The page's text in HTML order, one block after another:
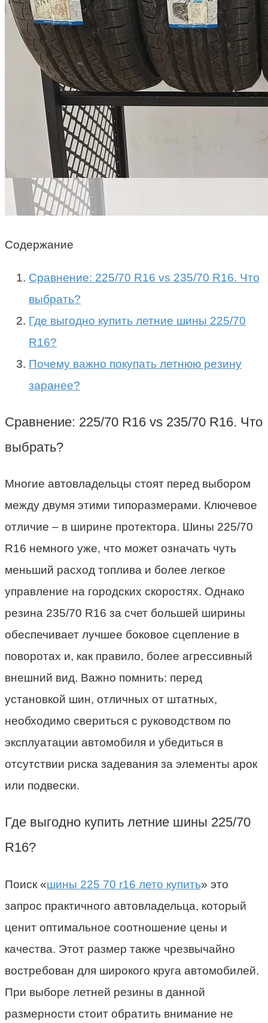
Содержание
Сравнение: 225/70 R16 vs 235/70 R16. Что
выбрать?
Где выгодно купить летние шины 225/70
R16?
Почему важно покупать летнюю резину
заранее?
Сравнение: 225/70 R16 vs 235/70 R16. Что
выбрать?
Многие автовладельцы стоят перед выбором
между двумя этими типоразмерами. Ключевое
отличие – в ширине протектора. Шины 225/70
R16 немного уже, что может означать чуть
меньший расход топлива и более легкое
управление на городских скоростях. Однако
резина 235/70 R16 за счет большей ширины
обеспечивает лучшее боковое сцепление в
поворотах и, как правило, более агрессивный
внешний вид. Важно помнить: перед
установкой шин, отличных от штатных,
необходимо свериться с руководством по
эксплуатации автомобиля и убедиться в
отсутствии риска задевания за элементы арок
или подвески.
Где выгодно купить летние шины 225/70
R16?
Поиск «шины 225 70 r16 лето купить» это
запрос практичного автовладельца, который
ценит оптимальное соотношение цены и
качества. Этот размер также чрезвычайно
востребован для широкого круга автомобилей.
При выборе летней резины в данной
размерности стоит обратить внимание не